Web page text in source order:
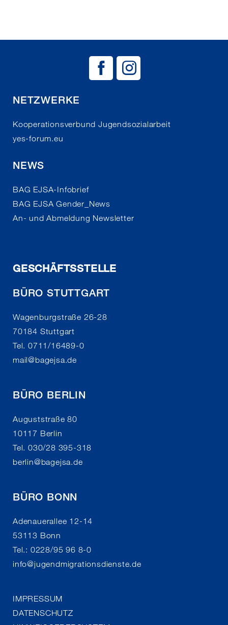
NETZWERKE
Kooperationsverbund Jugendsozialarbeit
yes-forum.eu
NEWS
BAG EJSA-Infobrief
BAG EJSA Gender_News
An- und Abmeldung Newsletter
BAG EJSA
GESCHÄFTSSTELLE
BÜRO STUTTGART
Wagenburgstraße 26-28
70184 Stuttgart
Tel. 0711/16489-0
mail@bagejsa.de
BÜRO BERLIN
Auguststraße 80
10117 Berlin
Tel. 030/28 395-318
berlin@bagejsa.de
BÜRO BONN
Adenauerallee 12-14
53113 Bonn
Tel.: 0228/95 96 8-0
info@jugendmigrationsdienste.de
IMPRESSUM
DATENSCHUTZ